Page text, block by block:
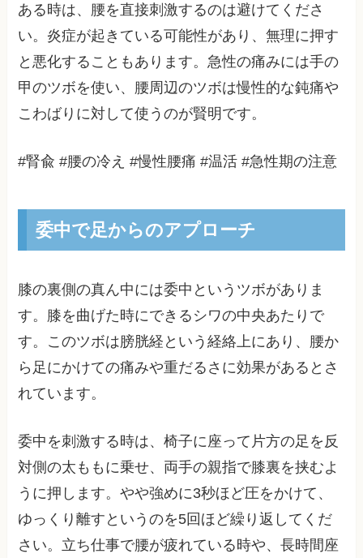
ある時は、腰を直接刺激するのは避けてくださ
い。炎症が起きている可能性があり、無理に押す
と悪化することもあります。急性の痛みには手の
甲のツボを使い、腰周辺のツボは慢性的な鈍痛や
こわばりに対して使うのが賢明です。
#腎兪 #腰の冷え #慢性腰痛 #温活 #急性期の注意
委中で足からのアプローチ
膝の裏側の真ん中には委中というツボがありま
す。膝を曲げた時にできるシワの中央あたりで
す。このツボは膀胱経という経絡上にあり、腰か
ら足にかけての痛みや重だるさに効果があるとさ
れています。
委中を刺激する時は、椅子に座って片方の足を反
対側の太ももに乗せ、両手の親指で膝裏を挟むよ
うに押します。やや強めに3秒ほど圧をかけて、
ゆっくり離すというのを5回ほど繰り返してくだ
さい。立ち仕事で腰が疲れている時や、長時間座